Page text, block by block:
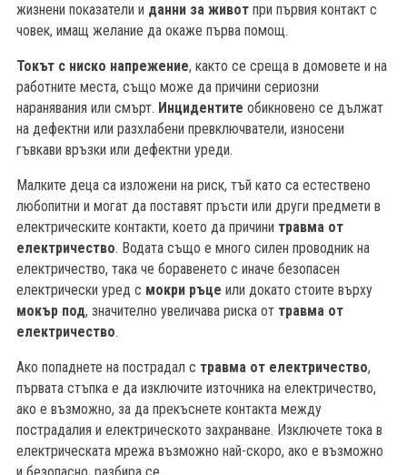
жизнени показатели и данни за животпри първия контакт с
човек, имащ желание да окаже първа помощ.
Токът с ниско напрежение, както се среща в домовете и на
работните места, също може да причини сериозни
наранявания или смърт. Инцидентите обикновено се дължат
на дефектни или разхлабени превключватели, износени
гъвкави връзки или дефектни уреди.
Малките деца са изложени на риск, тъй като са естествено
любопитни и могат да поставят пръсти или други предмети в
електрическите контакти, което да причини травма от
електричество. Водата също е много силен проводник на
електричество, така че боравенето с иначе безопасен
електрически уред с мокри ръце или докато стоите върху
мокър под, значително увеличава риска от травма от
електричество.
Ако попаднете на пострадал с травма от електричество,
първата стъпка е да изключите източника на електричество,
ако е възможно, за да прекъснете контакта между
пострадалия и електрическото захранване. Изключете тока в
електрическата мрежа възможно най-скоро, ако е възможно